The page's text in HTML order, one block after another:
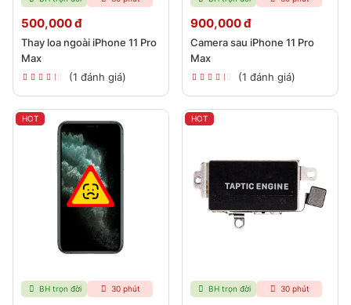
500,000 đ
Thay loa ngoài iPhone 11 Pro
Max
(1 đánh giá)
900,000 đ
Camera sau iPhone 11 Pro
Max
(1 đánh giá)
HOT
BH trọn đời 30 phút
HOT
BH trọn đời 30 phút